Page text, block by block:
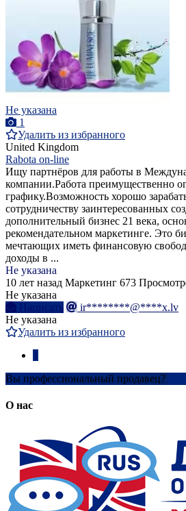
Не указана
1
Удалить из избранного
United Kingdom
Rabota on-line
Ищу партнёров для работы в
компании.Работа преимущественно
графику.Возможность хорошо
сотрудничеству заинтересованных
дополнительный бизнес 21 века,
рекомендательном маркетинге. Это
мечтающих иметь финансовую
доходы в ...
Не указана
10 лет назад Маркетинг 673
Не указана
Написать
ir********@****x.lv
Не указана
Удалить из избранного
Вы профессиональный продавец?
О нас